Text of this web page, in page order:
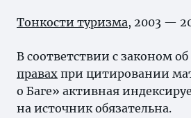
Тонкости туризма, 2003 —
В соответствии с законом об
правах при цитировании
о Баге» активная
на источник обязательна.